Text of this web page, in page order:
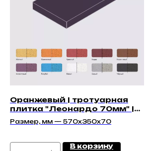
Оранжевый | тротуарная
плитка "Леонардо 70мм" |
Гладкая
Размер, мм — 570x350x70
В корзину